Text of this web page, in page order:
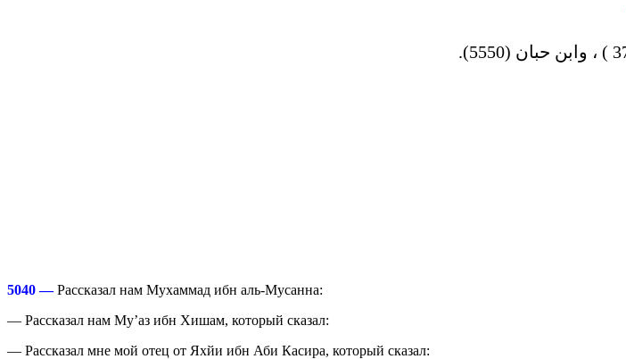
5040 —Рассказал нам Мухаммад ибн аль-Мусанна:
— Рассказал нам Му’аз ибн Хишам, который сказал:
— Рассказал мне мой отец от Яхйи ибн Аби Касира, который сказал: